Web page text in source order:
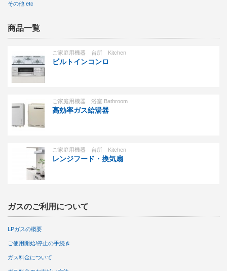
その他 etc
商品一覧
ご家庭用機器 台所 Kitchen
ビルトインコンロ
ご家庭用機器 浴室 Bathroom
高効率ガス給湯器
ご家庭用機器 台所 Kitchen
レンジフード・換気扇
ガスのご利用について
LPガスの概要
ご使用開始/停止の手続き
ガス料金について